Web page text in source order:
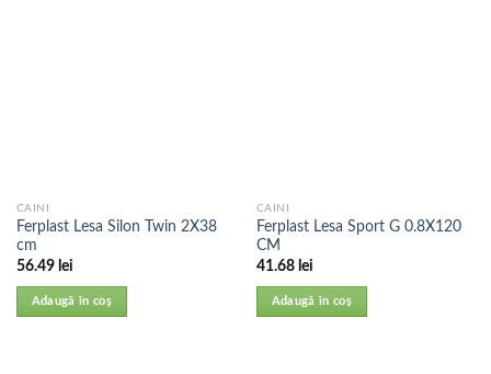
CAINI
Ferplast Lesa Silon Twin 2X38
cm
56.49 lei
Adaugă în coș
CAINI
Ferplast Lesa Sport G 0.8X120
CM
41.68 lei
Adaugă în coș